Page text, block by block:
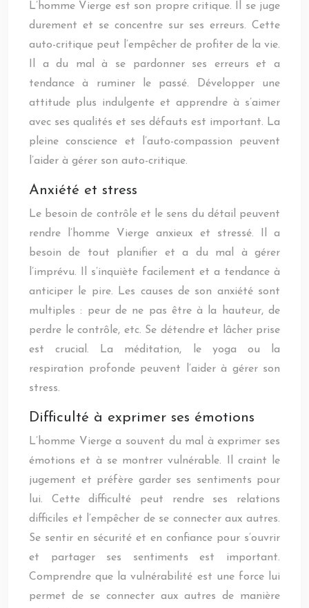
L’homme Vierge est son propre critique. Il se juge
durement et se concentre sur ses erreurs. Cette
auto-critique peut l’empêcher de profiter de la vie.
Il a du mal à se pardonner ses erreurs et a
tendance à ruminer le passé. Développer une
attitude plus indulgente et apprendre à s’aimer
avec ses qualités et ses défauts est important. La
pleine conscience et l’auto-compassion peuvent
l’aider à gérer son auto-critique.
Anxiété et stress
Le besoin de contrôle et le sens du détail peuvent
rendre l’homme Vierge anxieux et stressé. Il a
besoin de tout planifier et a du mal à gérer
l’imprévu. Il s’inquiète facilement et a tendance à
anticiper le pire. Les causes de son anxiété sont
multiples : peur de ne pas être à la hauteur, de
perdre le contrôle, etc. Se détendre et lâcher prise
est crucial. La méditation, le yoga ou la
respiration profonde peuvent l’aider à gérer son
stress.
Difficulté à exprimer ses émotions
L’homme Vierge a souvent du mal à exprimer ses
émotions et à se montrer vulnérable. Il craint le
jugement et préfère garder ses sentiments pour
lui. Cette difficulté peut rendre ses relations
difficiles et l’empêcher de se connecter aux autres.
Se sentir en sécurité et en confiance pour s’ouvrir
et partager ses sentiments est important.
Comprendre que la vulnérabilité est une force lui
permet de se connecter aux autres de manière